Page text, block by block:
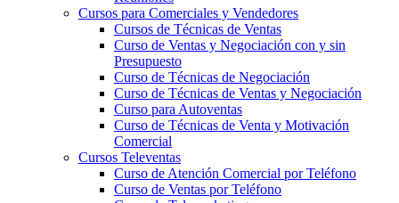
Cursos para Comerciales y Vendedores
Cursos de Técnicas de Ventas
Curso de Ventas y Negociación con y sin
Presupuesto
Curso de Técnicas de Negociación
Curso de Técnicas de Ventas y Negociación
Curso para Autoventas
Curso de Técnicas de Venta y Motivación
Comercial
Cursos Televentas
Curso de Atención Comercial por Teléfono
Curso de Ventas por Teléfono